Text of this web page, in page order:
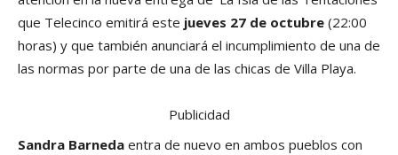
que Telecinco emitirá este jueves 27 de octubre (22:00
horas) y que también anunciará el incumplimiento de una de
las normas por parte de una de las chicas de Villa Playa.
Publicidad
Sandra Barneda entra de nuevo en ambos pueblos con